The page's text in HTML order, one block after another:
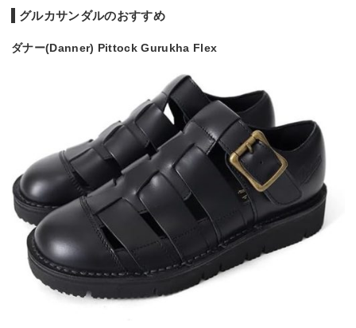
グルカサンダルのおすすめ
ダナー(Danner) Pittock Gurukha Flex